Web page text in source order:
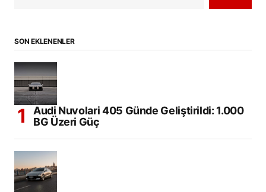
SON EKLENENLER
Audi Nuvolari 405 Günde Geliştirildi: 1.000
BG Üzeri Güç